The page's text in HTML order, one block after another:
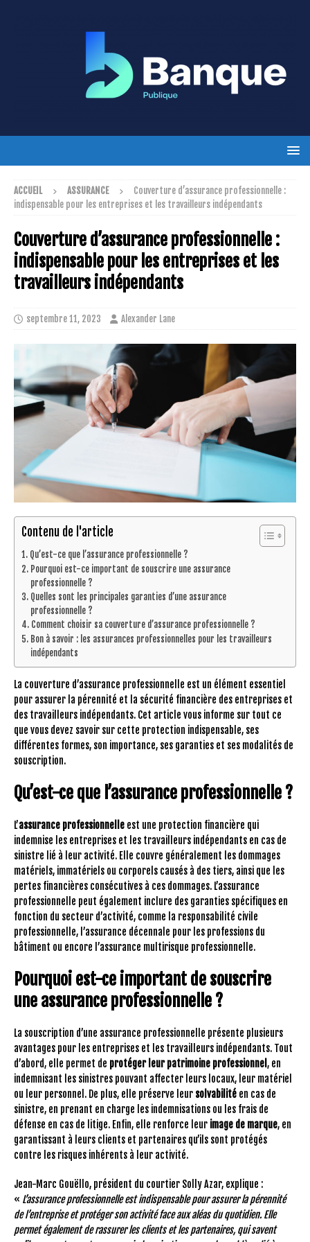
ACCUEIL ASSURANCE
Couverture d’assurance professionnelle :
indispensable pour les entreprises et les travailleurs indépendants
Couverture d’assurance professionnelle :
indispensable pour les entreprises et les
travailleurs indépendants
septembre 11, 2023 Alexander Lane
Contenu de l'article
Qu’est-ce que l’assurance professionnelle ?
Pourquoi est-ce important de souscrire une assurance
professionnelle ?
Quelles sont les principales garanties d’une assurance
professionnelle ?
Comment choisir sa couverture d’assurance professionnelle ?
Bon à savoir : les assurances professionnelles pour les travailleurs
indépendants
La couverture d’assurance professionnelle est un élément essentiel
pour assurer la pérennité et la sécurité financière des entreprises et
des travailleurs indépendants. Cet article vous informe sur tout ce
que vous devez savoir sur cette protection indispensable, ses
différentes formes, son importance, ses garanties et ses modalités de
souscription.
Qu’est-ce que l’assurance professionnelle ?
L’assurance professionnelle est une protection financière qui
indemnise les entreprises et les travailleurs indépendants en cas de
sinistre lié à leur activité. Elle couvre généralement les dommages
matériels, immatériels ou corporels causés à des tiers, ainsi que les
pertes financières consécutives à ces dommages. L’assurance
professionnelle peut également inclure des garanties spécifiques en
fonction du secteur d’activité, comme la responsabilité civile
professionnelle, l’assurance décennale pour les professions du
bâtiment ou encore l’assurance multirisque professionnelle.
Pourquoi est-ce important de souscrire
une assurance professionnelle ?
La souscription d’une assurance professionnelle présente plusieurs
avantages pour les entreprises et les travailleurs indépendants. Tout
d’abord, elle permet de protéger leur patrimoine professionnel , en
indemnisant les sinistres pouvant affecter leurs locaux, leur matériel
ou leur personnel. De plus, elle préserve leur solvabilité en cas de
sinistre, en prenant en charge les indemnisations ou les frais de
défense en cas de litige. Enfin, elle renforce leur image de marque, en
garantissant à leurs clients et partenaires qu’ils sont protégés
contre les risques inhérents à leur activité.
Jean-Marc Gouëllo, président du courtier Solly Azar, explique :
« L’assurance professionnelle est indispensable pour assurer la pérennité
de l’entreprise et protéger son activité face aux aléas du quotidien. Elle
permet également de rassurer les clients et les partenaires, qui savent